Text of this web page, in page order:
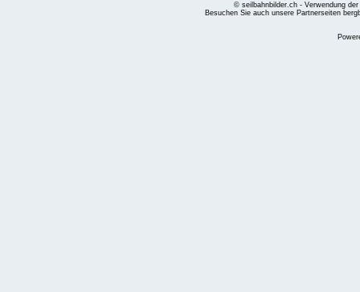
© seilbahnbilder.ch - Verwendung
Besuchen Sie auch unsere Partnerseiten